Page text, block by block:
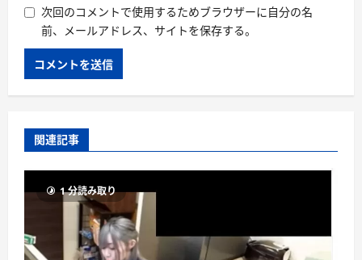
次回のコメントで使用するためブラウザーに自分の名
前、メールアドレス、サイトを保存する。
関連記事
1 分読み取り